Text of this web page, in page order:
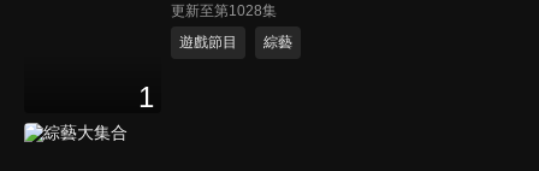
1
更新至第1028集
遊戲節目
綜藝